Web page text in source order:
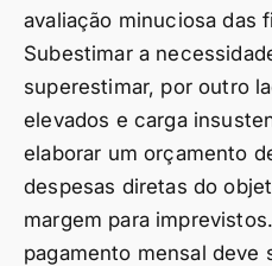
avaliação minuciosa das
Subestimar a
superestimar, por outro
elevados e carga
elaborar um orçamento
despesas diretas do
margem para
pagamento mensal deve